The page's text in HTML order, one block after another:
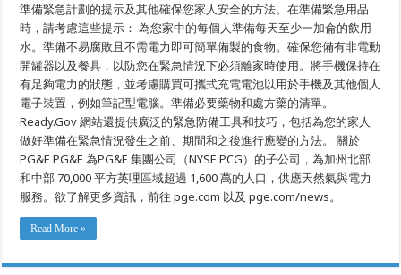
生
緊
急
情
況
時
做
好
準
備
準備緊急計劃的提示及其他確保您家人安全的方法。在準備緊急用品
時，請考慮這些提示： 為您家中的每個人準備每天至少一加侖的飲用
水。準備不易腐敗且不需電力即可簡單備製的食物。確保您備有非電動
開罐器以及餐具，以防您在緊急情況下必須離家時使用。將手機保持在
有足夠電力的狀態，並考慮購買可攜式充電電池以用於手機及其他個人
電子裝置，例如筆記型電腦。準備必要藥物和處方藥的清單。
Ready.Gov 網站還提供廣泛的緊急防備工具和技巧，包括為您的家人
做好準備在緊急情況發生之前、期間和之後進行應變的方法。 關於
PG&E PG&E 為PG&E 集團公司（NYSE:PCG）的子公司，為加州北部
和中部 70,000 平方英哩區域超過 1,600 萬的人口，供應天然氣與電力
服務。欲了解更多資訊，前往 pge.com 以及 pge.com/news。
Read More »